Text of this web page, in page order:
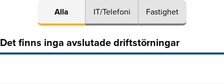
Alla IT/Telefoni Fastighet
Det finns inga avslutade driftstörningar